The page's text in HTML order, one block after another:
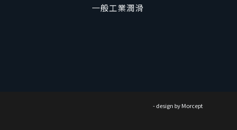
一般工業潤滑
- design byMorcept